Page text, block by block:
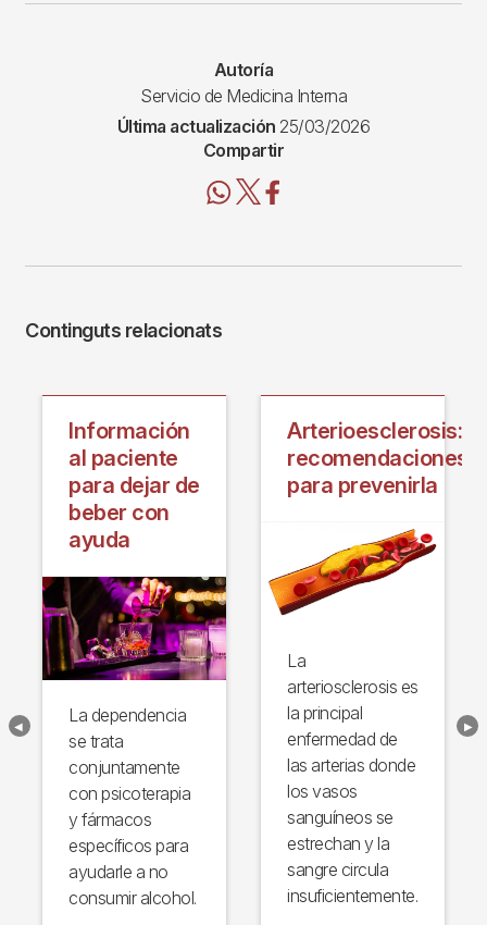
Autoría
Servicio de Medicina Interna
Última actualización 25/03/2026
Compartir
Continguts relacionats
Información
al paciente
para dejar de
beber con
ayuda
La dependencia
se trata
conjuntamente
con psicoterapia
y fármacos
específicos para
ayudarle a no
consumir alcohol.
Arterioesclerosis:
recomendaciones
para prevenirla
La
arteriosclerosis es
la principal
enfermedad de
las arterias donde
los vasos
sanguíneos se
estrechan y la
sangre circula
insuficientemente.